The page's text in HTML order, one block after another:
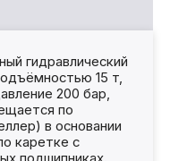
гидравлический
15 т,
200 бар,
по
в основании
каретке с